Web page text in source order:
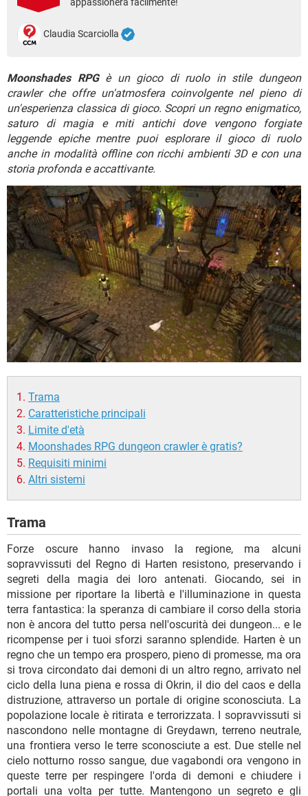
TIKTOK FACEBOOK
HARDWARE
Claudia Scarciolla
Moonshades RPGè un gioco di ruolo in stile dungeon
crawler che offre un'atmosfera coinvolgente nel pieno di
un'esperienza classica di gioco. Scopri un regno enigmatico,
saturo di magia e miti antichi dove vengono forgiate
leggende epiche mentre puoi esplorare il gioco di ruolo
anche in modalità offline con ricchi ambienti 3D e con una
storia profonda e accattivante.
Trama
Caratteristiche principali
Limite d'età
Moonshades RPG dungeon crawler è gratis?
Requisiti minimi
Altri sistemi
Trama
Forze oscure hanno invaso la regione, ma alcuni
sopravvissuti del Regno di Harten resistono, preservando i
segreti della magia dei loro antenati. Giocando, sei in
missione per riportare la libertà e l'illuminazione in questa
terra fantastica: la speranza di cambiare il corso della storia
non è ancora del tutto persa nell'oscurità dei dungeon... e le
ricompense per i tuoi sforzi saranno splendide. Harten è un
regno che un tempo era prospero, pieno di promesse, ma ora
si trova circondato dai demoni di un altro regno, arrivato nel
ciclo della luna piena e rossa di Okrin, il dio del caos e della
distruzione, attraverso un portale di origine sconosciuta. La
popolazione locale è ritirata e terrorizzata. I sopravvissuti si
nascondono nelle montagne di Greydawn, terreno neutrale,
una frontiera verso le terre sconosciute a est. Due stelle nel
cielo notturno rosso sangue, due vagabondi ora vengono in
queste terre per respingere l'orda di demoni e chiudere i
portali una volta per tutte. Mantengono un segreto e gli